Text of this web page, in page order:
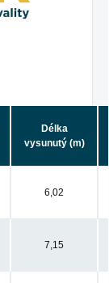
Délka
vysunutý (m)
6,02
7,15